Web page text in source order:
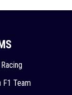
F1 Team